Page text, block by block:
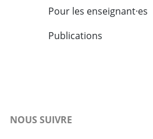
Pour les enseignant·es
Publications
NOUS SUIVRE